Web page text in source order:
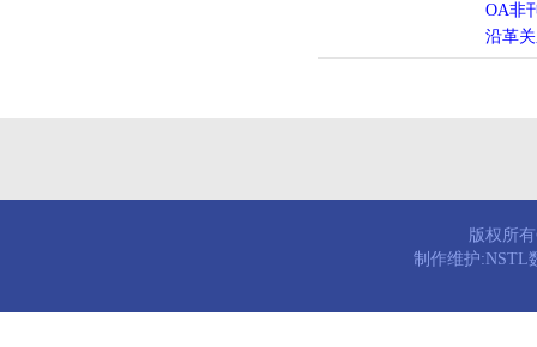
OA非
沿革
版权所
制作维护:NSTL